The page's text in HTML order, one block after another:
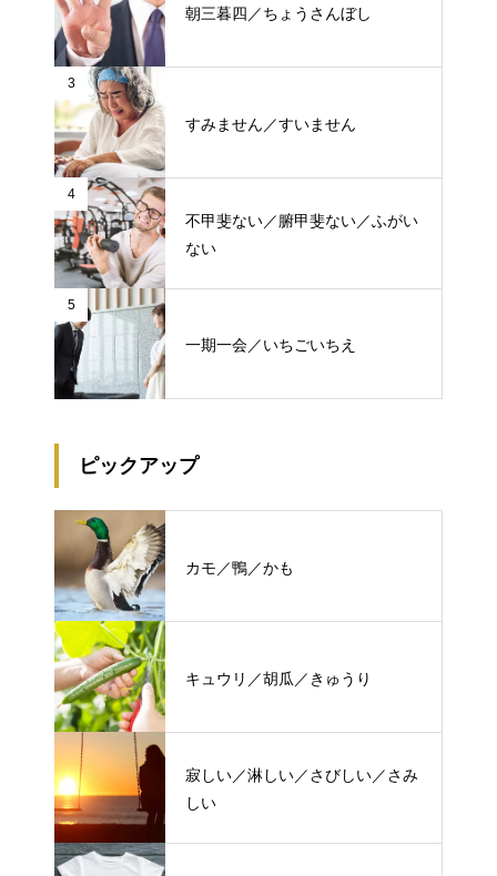
朝三暮四／ちょうさんぼし
3
すみません／すいません
4
不甲斐ない／腑甲斐ない／ふがい
ない
5
一期一会／いちごいちえ
ピックアップ
カモ／鴨／かも
キュウリ／胡瓜／きゅうり
寂しい／淋しい／さびしい／さみ
しい